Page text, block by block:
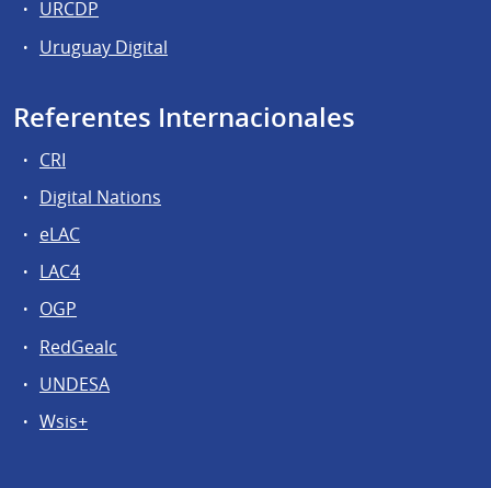
URCDP
Uruguay Digital
Referentes Internacionales
CRI
Digital Nations
eLAC
LAC4
OGP
RedGealc
UNDESA
Wsis+